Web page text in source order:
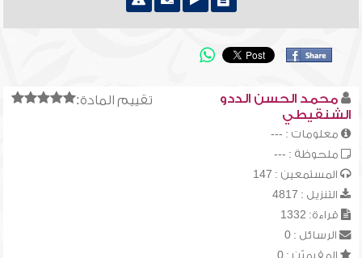
تقييم المادة:
محمد الحسن الددو
الشنقيطي
معلومات : ---
ملحوظة : ---
المستمعين : 147
التنزيل : 4817
قراءة: 1332
الرسائل : 0
المقيميّن : 0